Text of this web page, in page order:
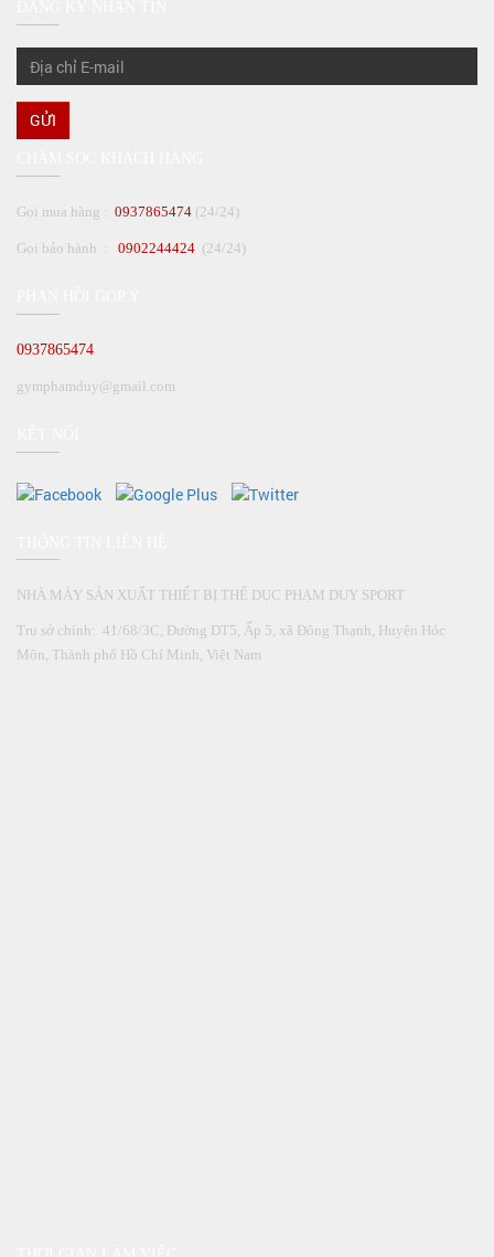
GỬI
Gọi mua hàng : 0937865474 (24/24)
Gọi bảo hành : 0902244424 (24/24)
0937865474
gymphamduy@gmail.com
NHÀ MÁY SẢN XUẤT THIẾT BỊ THỂ DỤC PHẠM DUY SPORT
Trụ sở chính: 41/68/3C, Đường DT5, Ấp 5, xã Đông Thạnh, Huyện Hóc
Môn, Thành phố Hồ Chí Minh, Việt Nam